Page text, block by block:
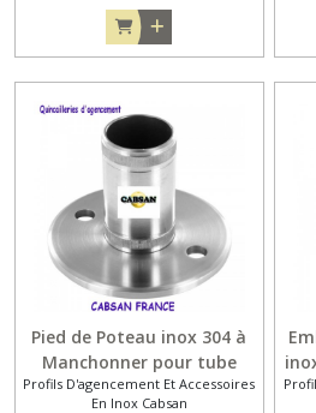
Pied de Poteau inox 304 à
Manchonner pour tube
diamètre 33.7mm
Profils D'agencement Et Accessoires
En Inox Cabsan